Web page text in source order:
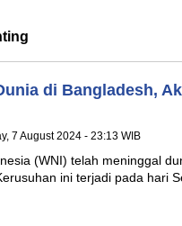
di Bangladesh,
7 August 2024 - 23:13 WIB
(WNI) telah meninggal
ini terjadi pada hari